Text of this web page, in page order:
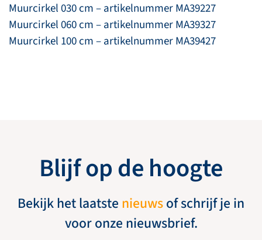
Muurcirkel 030 cm – artikelnummer MA39227
Muurcirkel 060 cm – artikelnummer MA39327
Muurcirkel 100 cm – artikelnummer MA39427
Blijf op de hoogte
Bekijk het laatste nieuwsof schrijf je in
voor onze nieuwsbrief.